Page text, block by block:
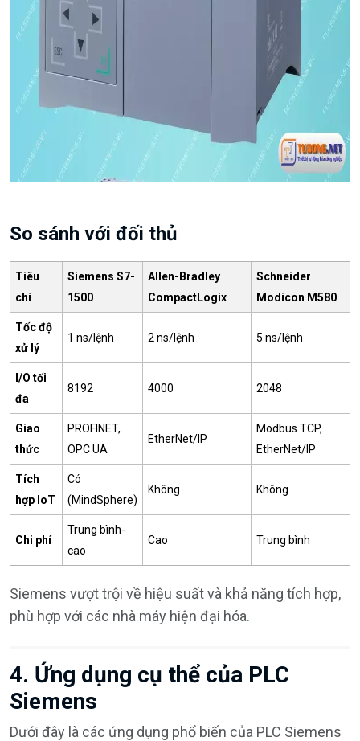
So sánh với đối thủ
Tiêu
chí
Siemens S7-
1500
Allen-Bradley
CompactLogix
Schneider
Modicon M580
Tốc độ
xử lý
1 ns/lệnh 2 ns/lệnh 5 ns/lệnh
I/O tối
đa
8192 4000 2048
Giao
thức
PROFINET,
OPC UA
EtherNet/IP
Modbus TCP,
EtherNet/IP
Tích
hợp IoT
Có
(MindSphere)
Không Không
Chi phí
Trung bình-
cao
Cao Trung bình
Siemens vượt trội về hiệu suất và khả năng tích hợp,
phù hợp với các nhà máy hiện đại hóa.
4. Ứng dụng cụ thể của PLC
Siemens
Dưới đây là các ứng dụng phổ biến của PLC Siemens